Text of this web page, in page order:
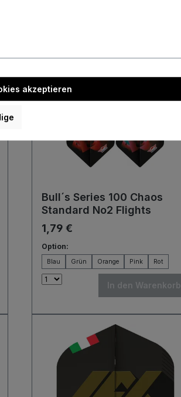
Bull´s Series 100 Chaos
Standard No2 Flights
1,79 €
Option:
Blau Grün Orange Pink Rot
In den Warenkorb
akzeptieren